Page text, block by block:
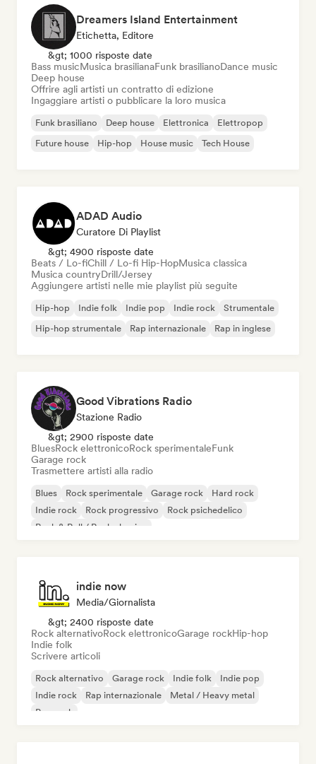
Dreamers Island Entertainment
Etichetta, Editore
&gt; 1000 risposte date
Bass musicMusica brasilianaFunk brasilianoDance music
Deep house
Offrire agli artisti un contratto di edizione
Ingaggiare artisti o pubblicare la loro musica
Funk brasiliano Deep house Elettronica
Elettropop
Future house
Hip-hop House music Tech House
ADAD Audio
Curatore Di Playlist
&gt; 4900 risposte date
Beats / Lo-fiChill / Lo-fi Hip-HopMusica classica
Musica countryDrill/Jersey
Aggiungere artisti nelle mie playlist più seguite
Hip-hop Indie folk Indie pop Indie rock
Strumentale
Hip-hop strumentale
Rap internazionale Rap in inglese
Good Vibrations Radio
Stazione Radio
&gt; 2900 risposte date
BluesRock elettronicoRock sperimentaleFunk
Garage rock
Trasmettere artisti alla radio
Blues Rock sperimentale Garage rock
Hard rock
Indie rock
Rock progressivo
Rock psichedelico
Rock & Roll / Rock classico
indie now
Media/Giornalista
&gt; 2400 risposte date
Rock alternativoRock elettronicoGarage rockHip-hop
Indie folk
Scrivere articoli
Rock alternativo Garage rock Indie folk
Indie pop
Indie rock
Rap internazionale
Metal / Heavy metal
Pop rock